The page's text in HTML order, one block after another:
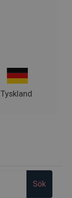
Tyskland
Sök